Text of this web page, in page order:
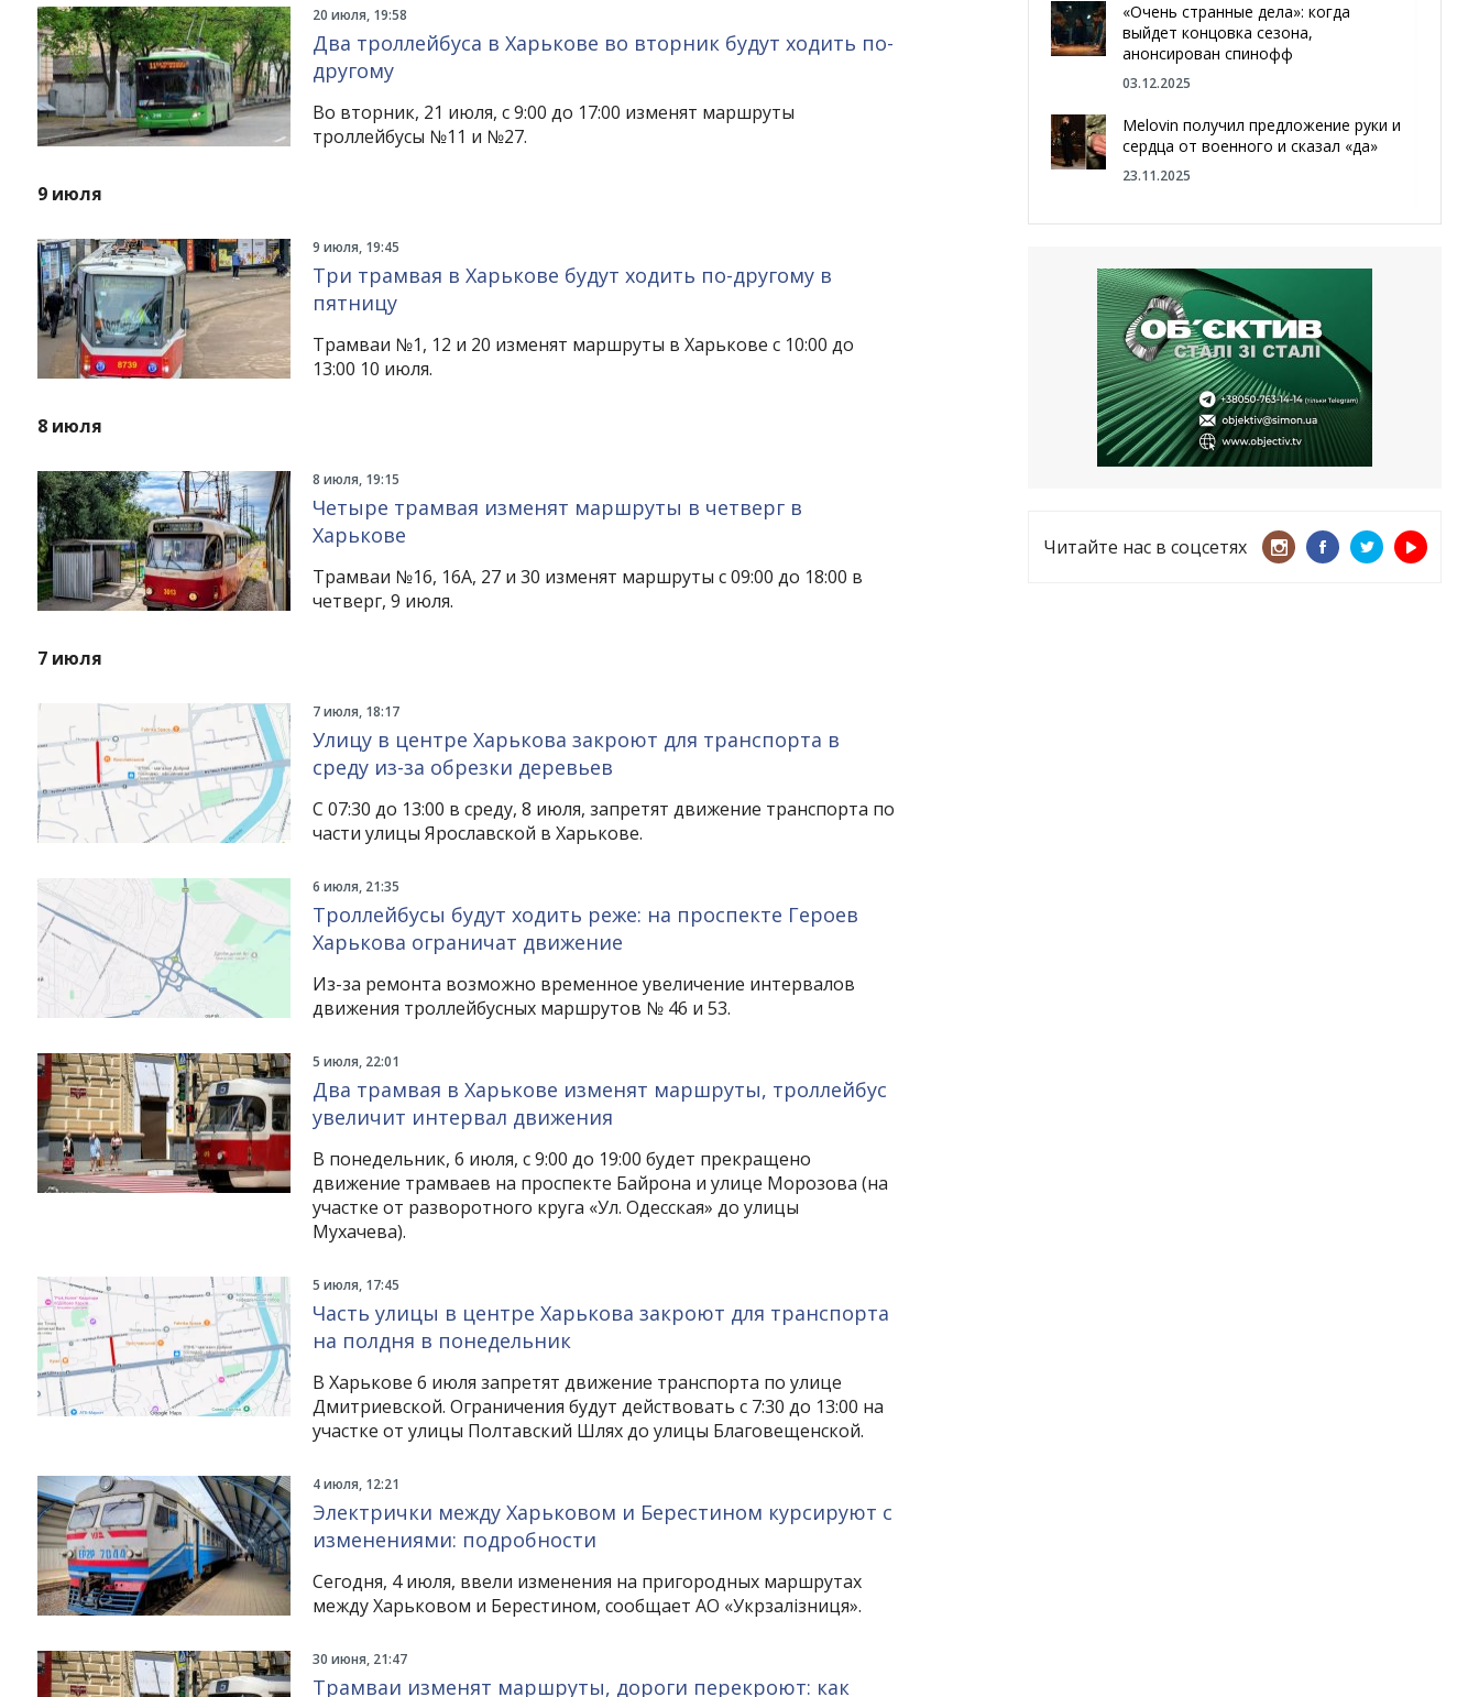
20 июля, 19:58
Два троллейбуса в Харькове во вторник будут ходить по-
другому
Во вторник, 21 июля, с 9:00 до 17:00 изменят маршруты
троллейбусы №11 и №27.
9 июля
9 июля, 19:45
Три трамвая в Харькове будут ходить по-другому в
пятницу
Трамваи №1, 12 и 20 изменят маршруты в Харькове с 10:00 до
13:00 10 июля.
8 июля
8 июля, 19:15
Четыре трамвая изменят маршруты в четверг в
Харькове
Трамваи №16, 16А, 27 и 30 изменят маршруты с 09:00 до 18:00 в
четверг, 9 июля.
7 июля
7 июля, 18:17
Улицу в центре Харькова закроют для транспорта в
среду из-за обрезки деревьев
С 07:30 до 13:00 в среду, 8 июля, запретят движение транспорта по
части улицы Ярославской в Харькове.
6 июля, 21:35
Троллейбусы будут ходить реже: на проспекте Героев
Харькова ограничат движение
Из-за ремонта возможно временное увеличение интервалов
движения троллейбусных маршрутов № 46 и 53.
5 июля, 22:01
Два трамвая в Харькове изменят маршруты, троллейбус
увеличит интервал движения
В понедельник, 6 июля, с 9:00 до 19:00 будет прекращено
движение трамваев на проспекте Байрона и улице Морозова (на
участке от разворотного круга «Ул. Одесская» до улицы
Мухачева).
5 июля, 17:45
Часть улицы в центре Харькова закроют для транспорта
на полдня в понедельник
В Харькове 6 июля запретят движение транспорта по улице
Дмитриевской. Ограничения будут действовать с 7:30 до 13:00 на
участке от улицы Полтавский Шлях до улицы Благовещенской.
4 июля, 12:21
Электрички между Харьковом и Берестином курсируют с
изменениями: подробности
Сегодня, 4 июля, ввели изменения на пригородных маршрутах
между Харьковом и Берестином, сообщает АО «Укрзалізниця».
30 июня, 21:47
Трамваи изменят маршруты, дороги перекроют: как
«Очень странные дела»: когда
выйдет концовка сезона,
анонсирован спинофф
03.12.2025
Melovin получил предложение руки и
сердца от военного и сказал «да»
23.11.2025
23.09.2025
Врачи назвали спрей для носа,
который поможет предотвратить
COVID-19 – CNN
12.09.2025
Читайте нас в соцсетях
Instagram
Facebook
Twitter Youtube